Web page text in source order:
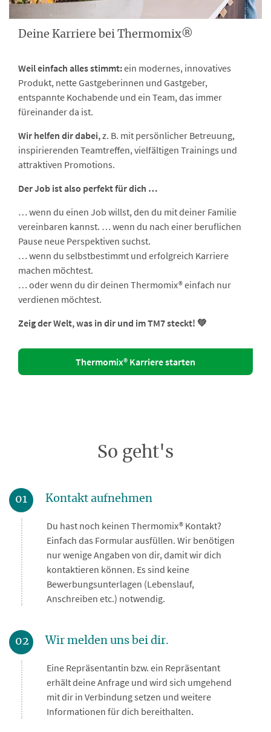
Deine Karriere bei Thermomix®
Weil einfach alles stimmt:ein modernes, innovatives
Produkt, nette Gastgeberinnen und Gastgeber,
entspannte Kochabende und ein Team, das immer
füreinander da ist.
Wir helfen dir dabei,z. B. mit persönlicher Betreuung,
inspirierenden Teamtreffen, vielfältigen Trainings und
attraktiven Promotions.
Der Job ist also perfekt für dich …
… wenn du einen Job willst, den du mit deiner Familie
vereinbaren kannst. … wenn du nach einer beruflichen
Pause neue Perspektiven suchst.
… wenn du selbstbestimmt und erfolgreich Karriere
machen möchtest.
… oder wenn du dir deinen Thermomix® einfach nur
verdienen möchtest.
Zeig der Welt, was in dir und im TM7 steckt! 💚
Thermomix® Karriere starten
So geht's
01 Kontakt aufnehmen
Du hast noch keinen Thermomix® Kontakt?
Einfach das Formular ausfüllen. Wir benötigen
nur wenige Angaben von dir, damit wir dich
kontaktieren können. Es sind keine
Bewerbungsunterlagen (Lebenslauf,
Anschreiben etc.) notwendig.
02 Wir melden uns bei dir.
Eine Repräsentantin bzw. ein Repräsentant
erhält deine Anfrage und wird sich umgehend
mit dir in Verbindung setzen und weitere
Informationen für dich bereithalten.